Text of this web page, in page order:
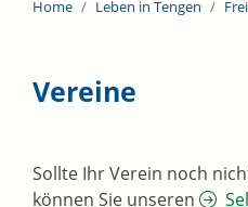
Home Leben in Tengen
Vereine
Sollte Ihr Verein noch
können Sie unseren